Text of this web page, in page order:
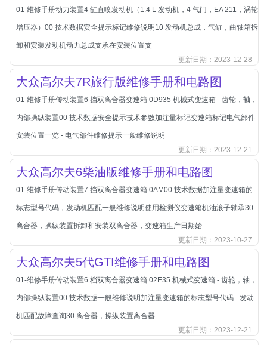
本田-海外本田
标致
标致
标致-进口
比亚迪
比亚迪
比亚迪-海外版
比亚迪商用车
比速
C
传祺
创维
昌河
曹操
长丰猎豹
长城
长安
长安-凯程
长安-欧尚
01-维修手册动力装置4 缸直喷发动机（1.4 L 发动机，4 气门，EA 211，涡轮
增压器）00 技术数据安全提示标记维修说明10 发动机总成，气缸，曲轴箱拆
卸和安装发动机动力总成支承在安装位置支
更新日期：2023-12-28
大众高尔夫7R旅行版维修手册和电路图
01-维修手册传动装置6 挡双离合器变速箱 0D935 机械式变速箱 - 齿轮，轴，
内部操纵装置00 技术数据安全提示技术参数加注量标记变速箱标记电气部件
安装位置一览 - 电气部件维修提示一般维修说明
更新日期：2023-12-21
大众高尔夫6柴油版维修手册和电路图
01-维修手册传动装置7 挡双离合器变速箱 0AM00 技术数据加注量变速箱的
标志型号代码，发动机匹配一般维修说明使用检测仪变速箱机油滚子轴承30
离合器，操纵装置拆卸和安装双离合器，变速箱生产日期始
更新日期：2023-10-27
大众高尔夫5代GTI维修手册和电路图
01-维修手册传动装置6 档双离合器变速箱 02E35 机械式变速箱 - 齿轮，轴，
内部操纵装置00 技术数据一般维修说明加注量变速箱的标志型号代码 - 发动
机匹配故障查询30 离合器，操纵装置离合器
更新日期：2023-12-21